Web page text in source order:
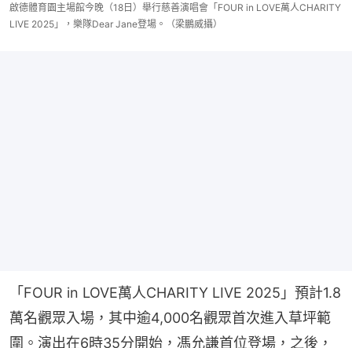
啟德體育園主場館今晚（18日）舉行慈善演唱會「FOUR in LOVE萬人CHARITY
LIVE 2025」，樂隊Dear Jane登場。（梁鵬威攝）
「FOUR in LOVE萬人CHARITY LIVE 2025」預計1.8
萬名觀眾入場，其中逾4,000名觀眾首次進入草坪範
圍。演出在6時35分開始，馮允謙首位登場，之後，